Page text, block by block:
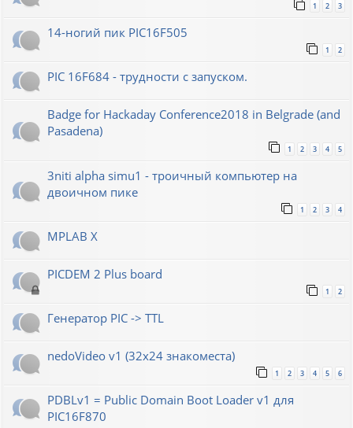
1 2 3
14-ногий пик PIC16F505
1 2
PIC 16F684 - трудности с запуском.
Badge for Hackaday Conference2018 in Belgrade (and
Pasadena)
1 2 3 4 5
3niti alpha simu1 - троичный компьютер на
двоичном пике
1 2 3 4
MPLAB X
PICDEM 2 Plus board
1 2
Генератор РIС -> TTL
nedoVideo v1 (32x24 знакоместа)
1 2 3 4 5 6
PDBLv1 = Public Domain Boot Loader v1 для
PIC16F870